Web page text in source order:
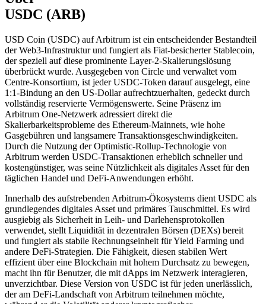
USDC (ARB)
USD Coin (USDC) auf Arbitrum ist ein entscheidender Bestandteil
der Web3-Infrastruktur und fungiert als Fiat-besicherter Stablecoin,
der speziell auf diese prominente Layer-2-Skalierungslösung
überbrückt wurde. Ausgegeben von Circle und verwaltet vom
Centre-Konsortium, ist jeder USDC-Token darauf ausgelegt, eine
1:1-Bindung an den US-Dollar aufrechtzuerhalten, gedeckt durch
vollständig reservierte Vermögenswerte. Seine Präsenz im
Arbitrum One-Netzwerk adressiert direkt die
Skalierbarkeitsprobleme des Ethereum-Mainnets, wie hohe
Gasgebühren und langsamere Transaktionsgeschwindigkeiten.
Durch die Nutzung der Optimistic-Rollup-Technologie von
Arbitrum werden USDC-Transaktionen erheblich schneller und
kostengünstiger, was seine Nützlichkeit als digitales Asset für den
täglichen Handel und DeFi-Anwendungen erhöht.
Innerhalb des aufstrebenden Arbitrum-Ökosystems dient USDC als
grundlegendes digitales Asset und primäres Tauschmittel. Es wird
ausgiebig als Sicherheit in Leih- und Darlehensprotokollen
verwendet, stellt Liquidität in dezentralen Börsen (DEXs) bereit
und fungiert als stabile Rechnungseinheit für Yield Farming und
andere DeFi-Strategien. Die Fähigkeit, diesen stabilen Wert
effizient über eine Blockchain mit hohem Durchsatz zu bewegen,
macht ihn für Benutzer, die mit dApps im Netzwerk interagieren,
unverzichtbar. Diese Version von USDC ist für jeden unerlässlich,
der am DeFi-Landschaft von Arbitrum teilnehmen möchte,